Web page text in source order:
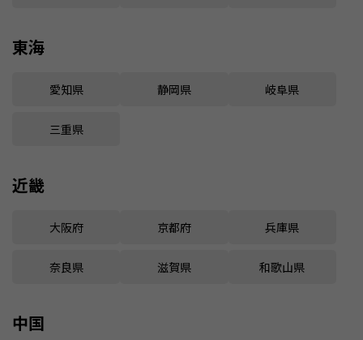
東海
愛知県 静岡県 岐阜県
三重県
近畿
大阪府 京都府 兵庫県
奈良県 滋賀県 和歌山県
中国